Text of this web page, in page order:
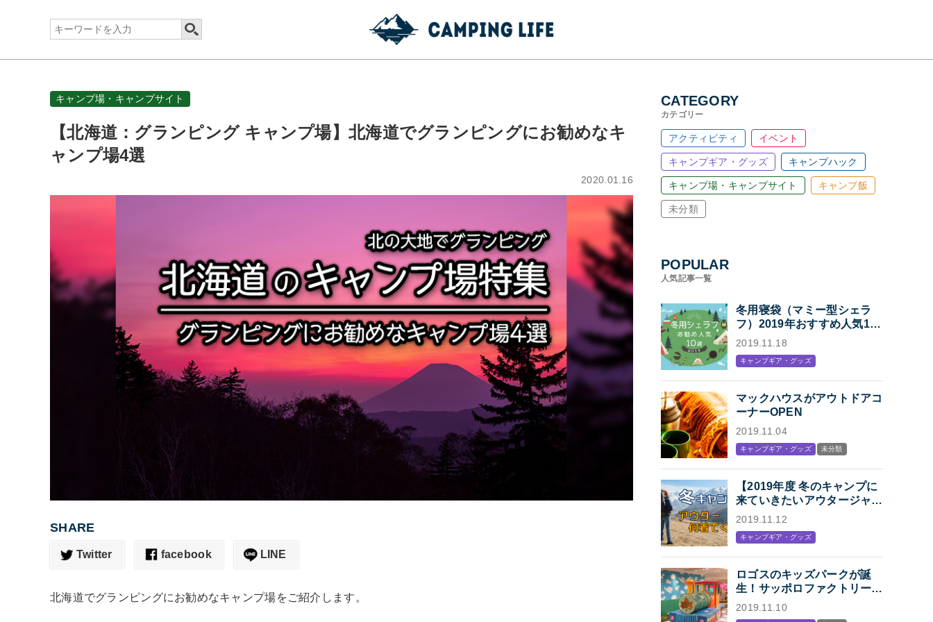
キャンプ場・キャンプサイト
【北海道：グランピング キャンプ場】北海道でグランピングにお勧めなキ
ャンプ場4選
2020.01.16
SHARE
Twitter facebook LINE
北海道でグランピングにお勧めなキャンプ場をご紹介します。
CATEGORY
カテゴリー
アクティビティ イベント
キャンプギア・グッズ キャンプハック
キャンプ場・キャンプサイト キャンプ飯
未分類
POPULAR
人気記事一覧
冬用寝袋（マミー型シェラ
フ）2019年おすすめ人気10
選「冬キャンプの寝袋はマミ
2019.11.18
キャンプギア・グッズ
マックハウスがアウトドアコ
ーナーOPEN
2019.11.04
キャンプギア・グッズ 未分類
【2019年度 冬のキャンプに
来ていきたいアウタージャケ
ット特集】キャンプ・アウト
トドアブランド各社のジャケ
ットまとめ【Mens】
2019.11.12
キャンプギア・グッズ
ロゴスのキッズパークが誕
生！サッポロファクトリー内
「KIDS STATION
2019.11.10